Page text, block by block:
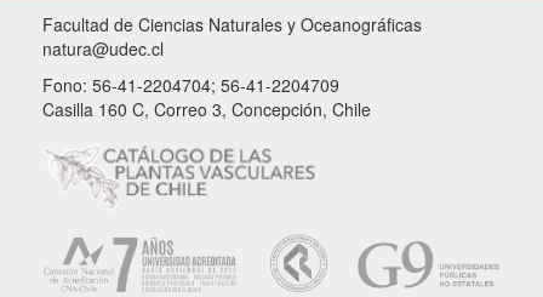
Facultad de Ciencias Naturales y Oceanográficas
natura@udec.cl
Fono: 56-41-2204704; 56-41-2204709
Casilla 160 C, Correo 3, Concepción, Chile